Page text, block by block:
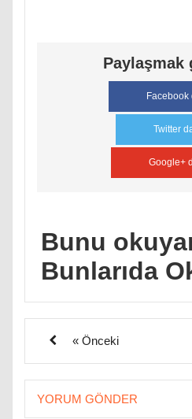
Paylaşmak
Facebook
Twitter
Google+
Bunu
Bunlarıda
« Önceki
YORUM GÖNDER